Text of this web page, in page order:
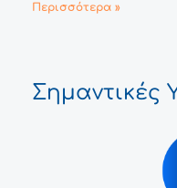
Περισσότερα »
Σημαντικές